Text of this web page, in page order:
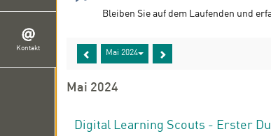
Kontakt
Bleiben Sie auf dem Laufenden und
Mai 2024
Mai 2024
Digital Learning Scouts - Erster